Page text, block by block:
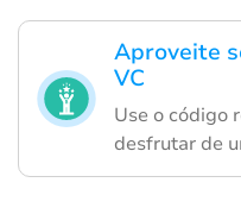
Aproveite
VC
Use o código
desfrutar de